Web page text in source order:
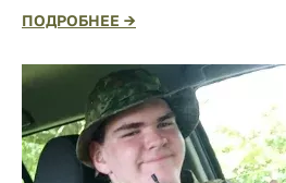
ПОДРОБНЕЕ →